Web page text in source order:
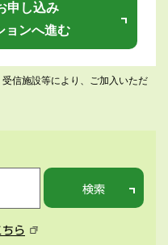
申し込み
ョンへ進む
信施設等により、ご加入いただ
検索
ら